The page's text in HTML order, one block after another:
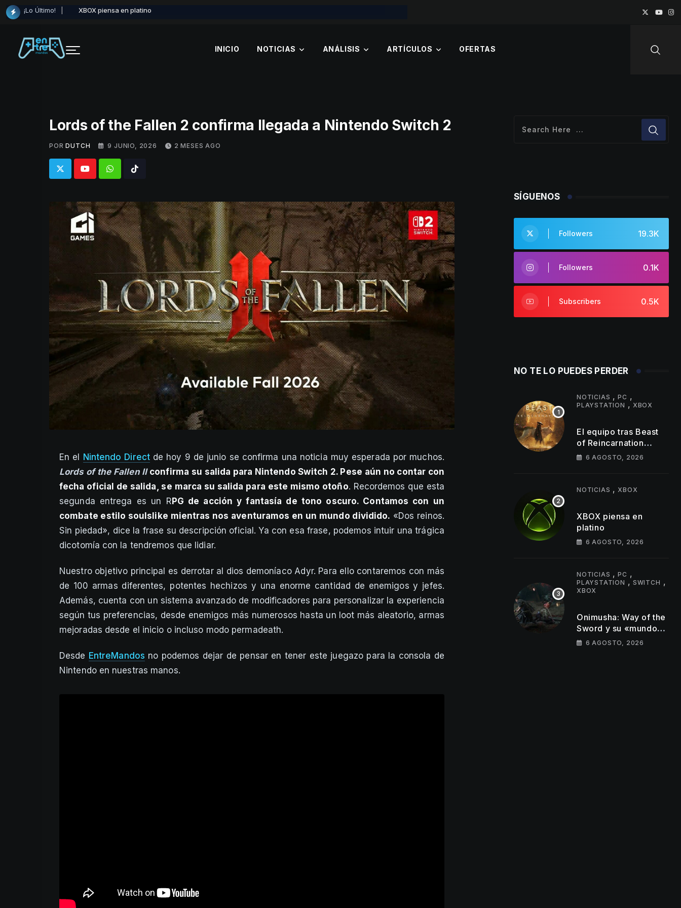
Skip
to
¡Lo Último! XBOX piensa en platino
INICIO NOTICIAS ANÁLISIS ARTÍCULOS OFERTAS
Lords of the Fallen 2 confirma llegada a Nintendo Switch 2
POR DUTCH 9 JUNIO, 2026 2 MESES AGO
WhatsappTiktok
En el Nintendo Directde hoy 9 de junio se confirma una noticia muy esperada por muchos.
Lords of the Fallen IIconfirma su salida para Nintendo Switch 2. Pese aún no contar con
fecha oficial de salida, se marca su salida para este mismo otoño. Recordemos que esta
segunda entrega es un RPG de acción y fantasía de tono oscuro. Contamos con un
combate estilo soulslike mientras nos aventuramos en un mundo dividido. «Dos reinos.
Sin piedad», dice la frase su descripción oficial. Ya con esa frase, podemos intuir una trágica
dicotomía con la tendremos que lidiar.
Nuestro objetivo principal es derrotar al dios demoníaco Adyr. Para ello contaremos con más
de 100 armas diferentes, potentes hechizos y una enorme cantidad de enemigos y jefes.
Además, cuenta con un sistema avanzado de modificadores para personalizar la experiencia
según tus preferencias, desde enemigos más numerosos hasta un loot más aleatorio, armas
mejoradas desde el inicio o incluso modo permadeath.
Desde EntreMandos no podemos dejar de pensar en tener este juegazo para la consola de
Nintendo en nuestras manos.
SÍGUENOS
19.3K
Followers
0.1K
Followers
0.5K
Subscribers
NO TE LO PUEDES PERDER
NOTICIAS ,PC ,
PLAYSTATION , XBOX
El equipo tras Beast
of Reincarnation
anuncia mejoras en su
llegarán
6 AGOSTO, 2026
NOTICIAS , XBOX
XBOX piensa en
platino
6 AGOSTO, 2026
NOTICIAS ,PC ,
PLAYSTATION , SWITCH ,
XBOX
Onimusha: Way of the
Sword y su «mundo
semiabierto»
6 AGOSTO, 2026